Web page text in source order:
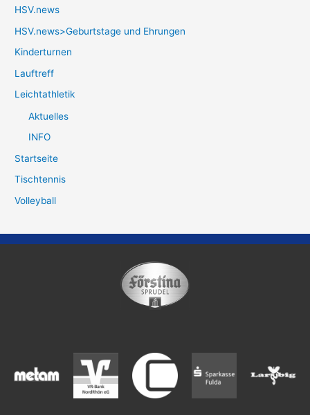
HSV.news
HSV.news>Geburtstage und Ehrungen
Kinderturnen
Lauftreff
Leichtathletik
Aktuelles
INFO
Startseite
Tischtennis
Volleyball